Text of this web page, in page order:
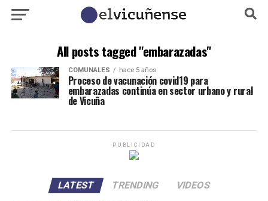
All posts tagged "embarazadas"
COMUNALES hace 5 años
Proceso de vacunación covid19 para
embarazadas continúa en sector urbano y rural
de Vicuña
PUBLICIDAD
LATEST TRENDING VIDEOS